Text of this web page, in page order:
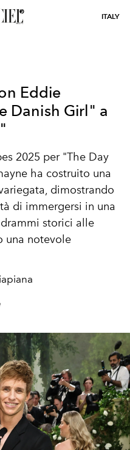
ITALY
Eddie
Danish Girl" a
2025 per "The Day
ha costruito una
dimostrando
di immergersi in una
storici alle
una notevole